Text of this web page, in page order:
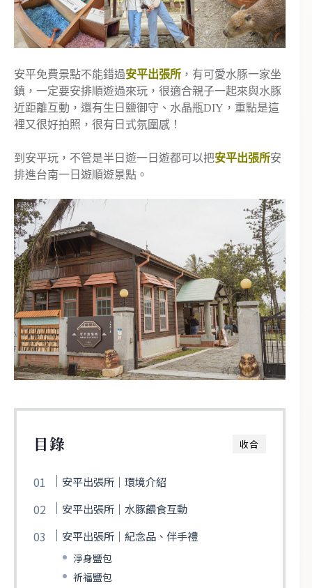
安平免費景點不能錯過安平出張所 ，有可愛水豚一家坐
鎮，一定要安排順遊過來玩，很適合親子一起來與水豚
近距離互動，還有生日鹽御守、水晶瓶DIY，重點是這
裡又很好拍照，很有日式氛圍感！
到安平玩，不管是半日遊一日遊都可以把安平出張所安
排進台南一日遊順遊景點。
收合
目錄
安平出張所｜環境介紹
安平出張所｜水豚餵食互動
安平出張所｜紀念品、伴手禮
淨身鹽包
祈福鹽包